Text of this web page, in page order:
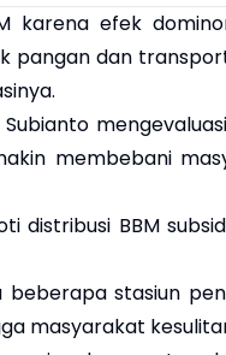
karena efek
pangan dan
membebani
distribusi BBM
beberapa stasiun
masyarakat